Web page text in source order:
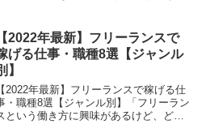
についてご存じでしょうか？今回はその
について詳細を見ていきた...
【2022年最新】フリーランスで
げる仕事・職種8選【ジャンル
】
【2022年最新】フリーランスで稼げる仕
・職種8選【ジャンル別】「フリーラン
という働き方に興味があるけど、どん